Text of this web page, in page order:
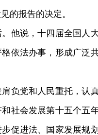
的报告的决定。
说，十四届全国人
依法办事，形成广泛
党和人民重托，认
社会发展第十五个五
促进法、国家发展规